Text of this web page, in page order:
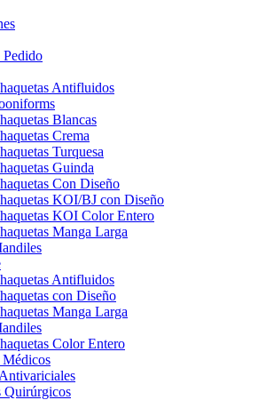
Pedido
Antifluidos
Blancas
Crema
Turquesa
Guinda
Con Diseño
KOI/BJ con Diseño
KOI Color Entero
Manga Larga
Antifluidos
con Diseño
Manga Larga
Color Entero
Médicos
Quirúrgicos